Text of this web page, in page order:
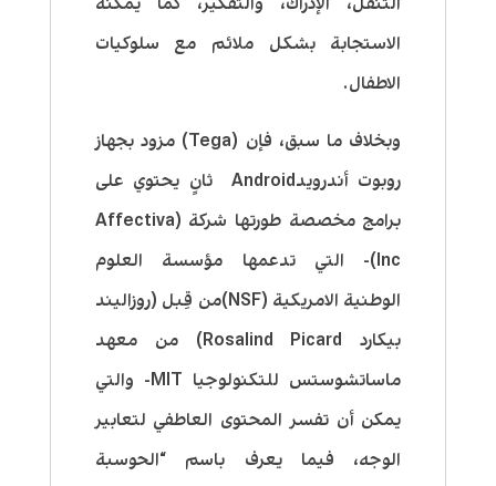
الاستجابة بشكل ملائم مع سلوكيات
الاطفال.
وبخلاف ما سبق، فإن (Tega) مزود بجهاز
روبوت أندرويدAndroid ثانٍ يحتوي على
برامج مخصصة طورتها شركة (Affectiva
Inc)- التي تدعمها مؤسسة العلوم
الوطنية الامريكية (NSF)من قِبل (روزاليند
بيكارد Rosalind Picard) من معهد
ماساتشوستس للتكنولوجيا MIT- والتي
يمكن أن تفسر المحتوى العاطفي لتعابير
الوجه، فيما يعرف باسم “الحوسبة